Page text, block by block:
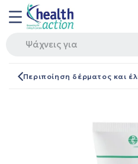
Περιποίηση δέρματος και